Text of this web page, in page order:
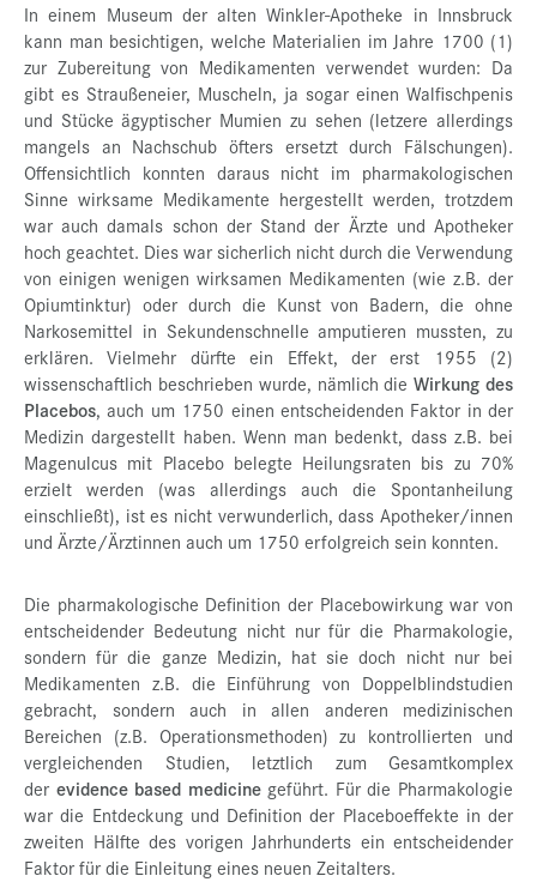
In einem Museum der alten Winkler-Apotheke in Innsbruck
kann man besichtigen, welche Materialien im Jahre 1700 (1)
zur Zubereitung von Medikamenten verwendet wurden: Da
gibt es Straußeneier, Muscheln, ja sogar einen Walfischpenis
und Stücke ägyptischer Mumien zu sehen (letzere allerdings
mangels an Nachschub öfters ersetzt durch Fälschungen).
Offensichtlich konnten daraus nicht im pharmakologischen
Sinne wirksame Medikamente hergestellt werden, trotzdem
war auch damals schon der Stand der Ärzte und Apotheker
hoch geachtet. Dies war sicherlich nicht durch die Verwendung
von einigen wenigen wirksamen Medikamenten (wie z.B. der
Opiumtinktur) oder durch die Kunst von Badern, die ohne
Narkosemittel in Sekundenschnelle amputieren mussten, zu
erklären. Vielmehr dürfte ein Effekt, der erst 1955 (2)
wissenschaftlich beschrieben wurde, nämlich dieWirkung des
Placebos, auch um 1750 einen entscheidenden Faktor in der
Medizin dargestellt haben. Wenn man bedenkt, dass z.B. bei
Magenulcus mit Placebo belegte Heilungsraten bis zu 70%
erzielt werden (was allerdings auch die Spontanheilung
einschließt), ist es nicht verwunderlich, dass Apotheker/innen
und Ärzte/Ärztinnen auch um 1750 erfolgreich sein konnten.
Die pharmakologische Definition der Placebowirkung war von
entscheidender Bedeutung nicht nur für die Pharmakologie,
sondern für die ganze Medizin, hat sie doch nicht nur bei
Medikamenten z.B. die Einführung von Doppelblindstudien
gebracht, sondern auch in allen anderen medizinischen
Bereichen (z.B. Operationsmethoden) zu kontrollierten und
vergleichenden Studien, letztlich zum Gesamtkomplex
der evidence based medicinegeführt. Für die Pharmakologie
war die Entdeckung und Definition der Placeboeffekte in der
zweiten Hälfte des vorigen Jahrhunderts ein entscheidender
Faktor für die Einleitung eines neuen Zeitalters.